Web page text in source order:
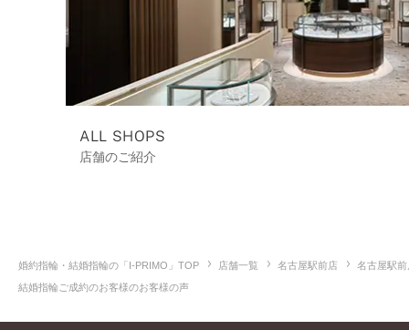
ALL SHOPS
店舗のご紹介
婚約指輪・結婚指輪の「I-PRIMO」TOP 店舗一覧 名古屋駅前店
名古屋駅
結婚指輪ご成約のお客様のお客様の声